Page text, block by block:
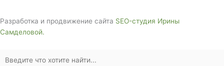
Разработка и продвижение сайта SEO-студия Ирины
Самделовой.